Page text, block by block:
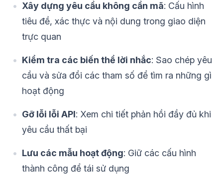
Xây dựng yêu cầu không cần mã: Cấu hình
tiêu đề, xác thực và nội dung trong giao diện
trực quan
Kiểm tra các biến thể lời nhắc: Sao chép yêu
cầu và sửa đổi các tham số để tìm ra những gì
hoạt động
Gỡ lỗi lỗi API: Xem chi tiết phản hồi đầy đủ khi
yêu cầu thất bại
Lưu các mẫu hoạt động: Giữ các cấu hình
thành công để tái sử dụng